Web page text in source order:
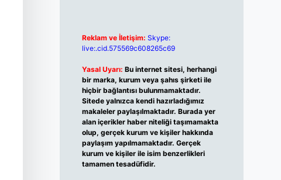
Reklam ve İletişim: Skype:
live:.cid.575569c608265c69
Yasal Uyarı: Bu internet sitesi, herhangi
bir marka, kurum veya şahıs şirketi ile
hiçbir bağlantısı bulunmamaktadır.
Sitede yalnızca kendi hazırladığımız
makaleler paylaşılmaktadır. Burada yer
alan içerikler haber niteliği taşımamakta
olup, gerçek kurum ve kişiler hakkında
paylaşım yapılmamaktadır. Gerçek
kurum ve kişiler ile isim benzerlikleri
tamamen tesadüfidir.